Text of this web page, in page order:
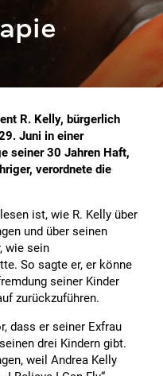
R. Kelly, bürgerlich
Juni in einer
seiner 30 Jahren Haft,
verordnete die
ist, wie R. Kelly über
und über seinen
wie sein
So sagte er, er könne
seiner Kinder
zurückzuführen.
dass er seiner Exfrau
drei Kindern gibt.
weil Andrea Kelly